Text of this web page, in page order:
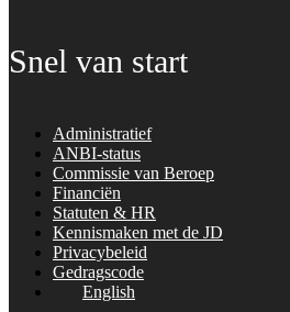
Snel van start
Administratief
ANBI-status
Commissie van Beroep
Financiën
Statuten & HR
Kennismaken met de JD
Privacybeleid
Gedragscode
English